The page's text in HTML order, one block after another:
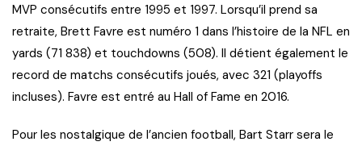
MVP consécutifs entre 1995 et 1997. Lorsqu’il prend sa
retraite, Brett Favre est numéro 1 dans l’histoire de la NFL en
yards (71 838) et touchdowns (508). Il détient également le
record de matchs consécutifs joués, avec 321 (playoffs
incluses). Favre est entré au Hall of Fame en 2016.
Pour les nostalgique de l’ancien football, Bart Starr sera le